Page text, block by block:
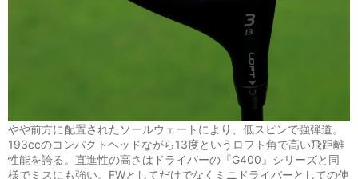
やや前方に配置されたソールウェートにより、低スピンで強弾道。
193ccのコンパクトヘッドながら13度というロフト角で高い飛距離
性能を誇る。直進性の高さはドライバーの『G400』シリーズと同
様でミスにも強い。FWとしてだけでなくミニドライバーとしての使